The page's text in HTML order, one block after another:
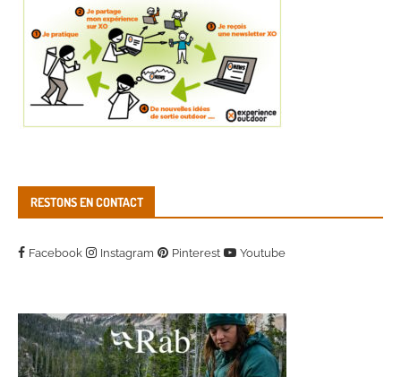
RESTONS EN CONTACT
Facebook Instagram Pinterest Youtube